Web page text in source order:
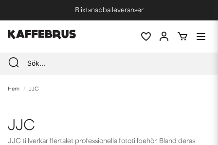
Blixtsnabba leveranser
Fri frakt vid köp över 1000 kr *
Hem JJC
JJC
JJC tillverkar flertalet professionella fototillbehör. Bland deras